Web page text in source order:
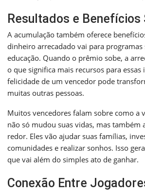
Resultados e Benefícios
A acumulação também oferece
dinheiro arrecadado vai para programas
educação. Quando o prêmio sobe, a
o que significa mais recursos para essas
felicidade de um vencedor pode
muitas outras pessoas.
Muitos vencedores falam sobre como a
não só mudou suas vidas, mas também
redor. Eles vão ajudar suas famílias,
comunidades e realizar sonhos. Isso
que vai além do simples ato de ganhar.
Conexão Entre